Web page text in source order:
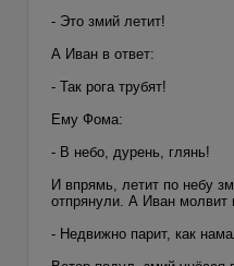
- Это змий летит!
А Иван в ответ:
- Так рога трубят!
Ему Фома:
- В небо, дурень, глянь!
И впрямь, летит по небу
отпрянули. А Иван молвит
- Недвижно парит, как